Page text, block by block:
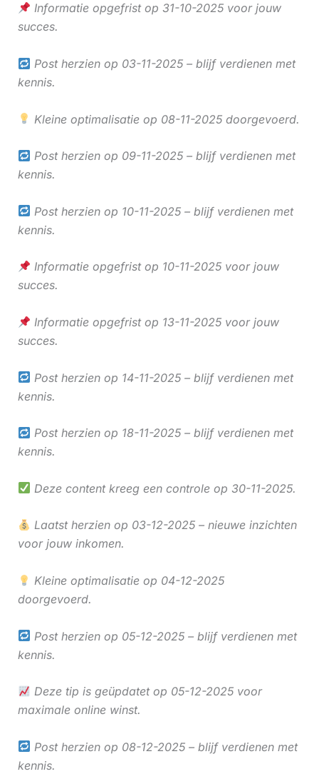
Informatie opgefrist op 31-10-2025 voor jouw
succes.
Post herzien op 03-11-2025 – blijf verdienen met
kennis.
Kleine optimalisatie op 08-11-2025 doorgevoerd.
Post herzien op 09-11-2025 – blijf verdienen met
kennis.
Post herzien op 10-11-2025 – blijf verdienen met
kennis.
Informatie opgefrist op 10-11-2025 voor jouw
succes.
Informatie opgefrist op 13-11-2025 voor jouw
succes.
Post herzien op 14-11-2025 – blijf verdienen met
kennis.
Post herzien op 18-11-2025 – blijf verdienen met
kennis.
Deze content kreeg een controle op 30-11-2025.
Laatst herzien op 03-12-2025 – nieuwe inzichten
voor jouw inkomen.
Kleine optimalisatie op 04-12-2025
doorgevoerd.
Post herzien op 05-12-2025 – blijf verdienen met
kennis.
Deze tip is geüpdatet op 05-12-2025 voor
maximale online winst.
Post herzien op 08-12-2025 – blijf verdienen met
kennis.